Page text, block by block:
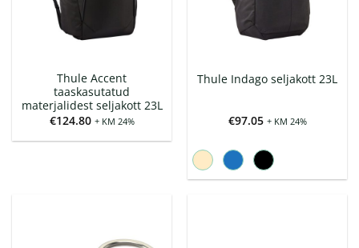
Thule Accent
taaskasutatud
materjalidest seljakott 23L
€124.80 + KM 24%
Thule Indago seljakott 23L
€97.05 + KM 24%